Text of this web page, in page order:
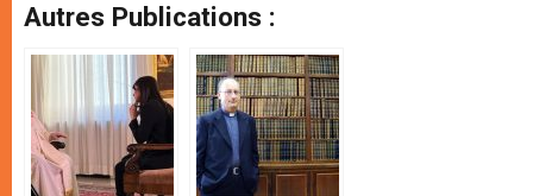
Autres Publications :